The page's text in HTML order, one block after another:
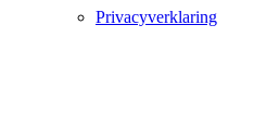
Privacyverklaring